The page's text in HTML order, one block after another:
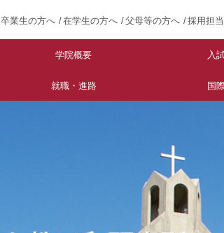
卒業生の方へ 在学生の方へ 父母等の方へ 採用担
学院概要 入
就職・進路 国